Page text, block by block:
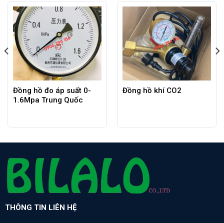
Đồng hồ đo áp suất 0-
1.6Mpa Trung Quốc
Đồng hồ khí CO2
THÔNG TIN LIÊN HỆ